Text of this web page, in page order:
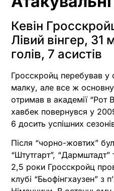
Кевін
Лівий вінгер, 31
голів, 7 асистів
Гросскройц перебував у
малку, але все ж
отримав в академії “Рот
хавбек повернувся у
6 досить успішних
Після “чорно-жовтих”
“Штутгарт”, “Дармштадт”
2,5 роки Гросскройц
клубі “Бьофінгхаузен” з